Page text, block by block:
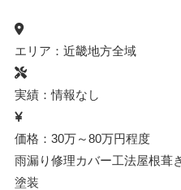
エリア：近畿地方全域
実績：情報なし
価格：30万～80万円程度
雨漏り修理カバー工法屋根葺
塗装